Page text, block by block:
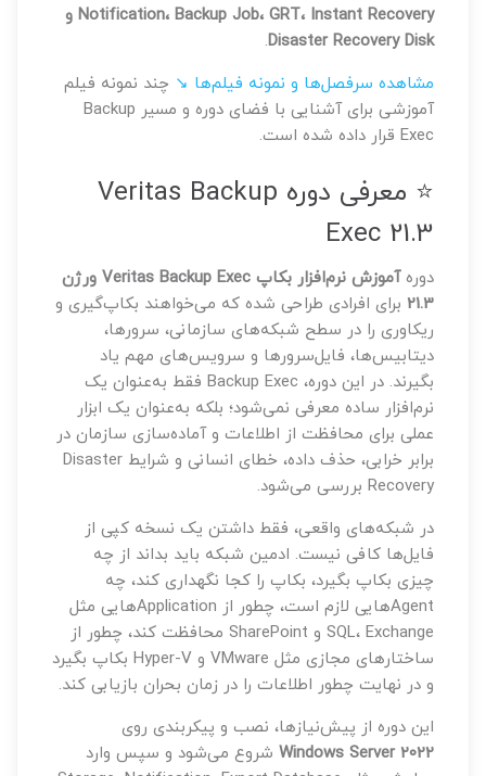
Notification، Backup Job، GRT، Instant Recovery و
Disaster Recovery Disk
.
مشاهده سرفصل‌ها و نمونه فیلم‌ها ↘ چند نمونه فیلم
آموزشی برای آشنایی با فضای دوره و مسیر Backup
Exec قرار داده شده است.
⭐ معرفی دوره Veritas Backup
Exec 21.3
دوره
آموزش نرم‌افزار بکاپ Veritas Backup Exec ورژن
21.3برای افرادی طراحی شده که می‌خواهند بکاپ‌گیری و
ریکاوری را در سطح شبکه‌های سازمانی، سرورها،
دیتابیس‌ها، فایل‌سرورها و سرویس‌های مهم یاد
بگیرند. در این دوره، Backup Exec فقط به‌عنوان یک
نرم‌افزار ساده معرفی نمی‌شود؛ بلکه به‌عنوان یک ابزار
عملی برای محافظت از اطلاعات و آماده‌سازی سازمان در
برابر خرابی، حذف داده، خطای انسانی و شرایط Disaster
Recovery بررسی می‌شود.
در شبکه‌های واقعی، فقط داشتن یک نسخه کپی از
فایل‌ها کافی نیست. ادمین شبکه باید بداند از چه
چیزی بکاپ بگیرد، بکاپ را کجا نگهداری کند، چه
Agentهایی لازم است، چطور از Applicationهایی مثل
SQL، Exchange و SharePoint محافظت کند، چطور از
ساختارهای مجازی مثل VMware و Hyper-V بکاپ بگیرد
و در نهایت چطور اطلاعات را در زمان بحران بازیابی کند.
این دوره از پیش‌نیازها، نصب و پیکربندی روی
Windows Server 2022شروع می‌شود و سپس وارد